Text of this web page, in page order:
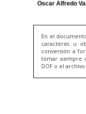
En el
caracteres u
conversión a
tomar siempre
DOF o el